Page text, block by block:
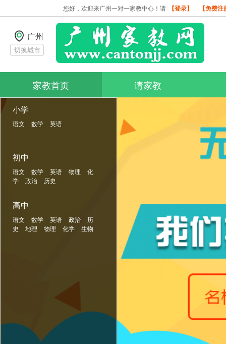
您好，欢迎来广州一对一家教中心！请 【登录】 【免费
广州
切换城市
家教首页 请家教
小学
语文 数学 英语
初中
语文 数学 英语 物理
化
学
政治 历史
高中
语文 数学 英语 政治
历
史
地理 物理 化学 生物